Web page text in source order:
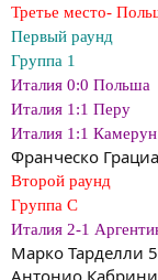
Третье место-
Первый раунд
Группа 1
Италия 0:0 Польша
Италия 1:1 Перу
Италия 1:1 Камерун
Франческо
Второй раунд
Группа С
Италия 2-1
Марко Тарделли
Антонио